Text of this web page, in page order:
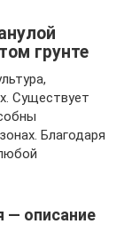
грунте
Существует
Благодаря
— описание